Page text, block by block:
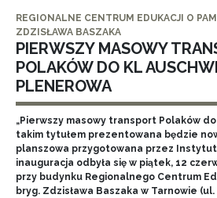
REGIONALNE CENTRUM EDUKACJI O
ZDZISŁAWA BASZAKA
PIERWSZY MASOWY
POLAKÓW DO KL
PLENEROWA
„Pierwszy masowy transport Polaków
takim tytułem prezentowana będzie
planszowa przygotowana przez Instytut
inauguracja odbyła się w piątek, 12
przy budynku Regionalnego Centrum
bryg. Zdzisława Baszaka w Tarnowie